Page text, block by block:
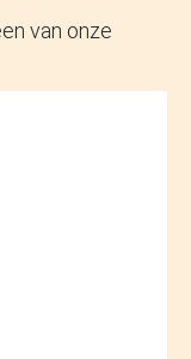
van onze